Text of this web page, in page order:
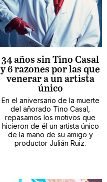
34 años sin Tino Casal
y 6 razones por las que
venerar a un artista
único
En el aniversario de la muerte
del añorado Tino Casal,
repasamos los motivos que
hicieron de él un artista único
de la mano de su amigo y
productor Julián Ruiz.